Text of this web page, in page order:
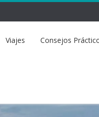
Viajes Consejos